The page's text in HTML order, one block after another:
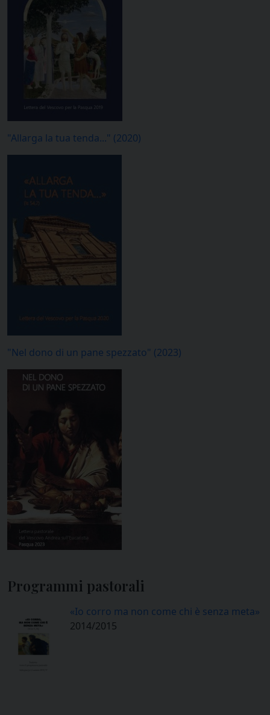
"Allarga la tua tenda..." (2020)
"Nel dono di un pane spezzato" (2023)
Programmi pastorali
«Io corro ma non come chi è senza meta»
2014/2015